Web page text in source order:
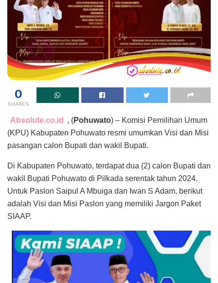
0
SHARES
Absolute.co.id , (Pohuwato) – Komisi Pemilihan Umum
(KPU) Kabupaten Pohuwato resmi umumkan Visi dan Misi
pasangan calon Bupati dan wakil Bupati.
Di Kabupaten Pohuwato, terdapat dua (2) calon Bupati dan
wakil Bupati Pohuwato di Pilkada serentak tahun 2024.
Untuk Paslon Saipul A Mbuiga dan Iwan S Adam, berikut
adalah Visi dan Misi Paslon yang memiliki Jargon Paket
SIAAP.